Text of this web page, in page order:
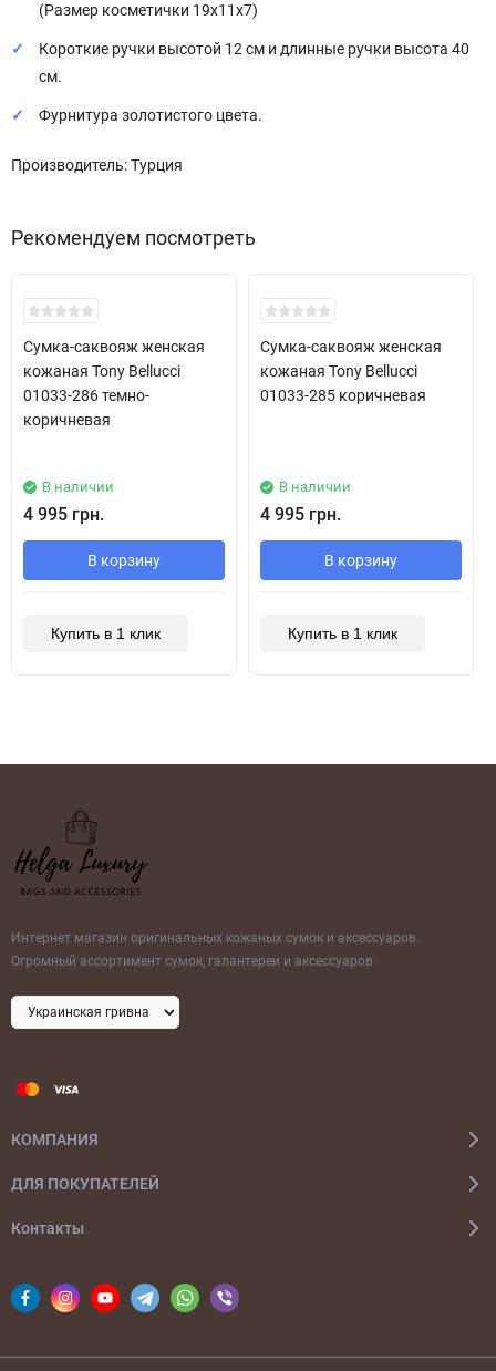
(Размер косметички 19х11х7)
Короткие ручки высотой 12 см и длинные ручки высота 40
см.
Фурнитура золотистого цвета.
Производитель: Турция
Рекомендуем посмотреть
Сумка-саквояж женская
кожаная Tony Bellucci
01033-286 темно-
коричневая
В наличии
4 995 грн.
В корзину
Купить в 1 клик
Хит!
Сумка-саквояж женская
кожаная Tony Bellucci
01033-285 коричневая
В наличии
4 995 грн.
В корзину
Купить в 1 клик
Интернет магазин оригинальных кожаных сумок и аксессуаров.
Огромный ассортимент сумок, галантереи и аксессуаров
КОМПАНИЯ
ДЛЯ ПОКУПАТЕЛЕЙ
Контакты